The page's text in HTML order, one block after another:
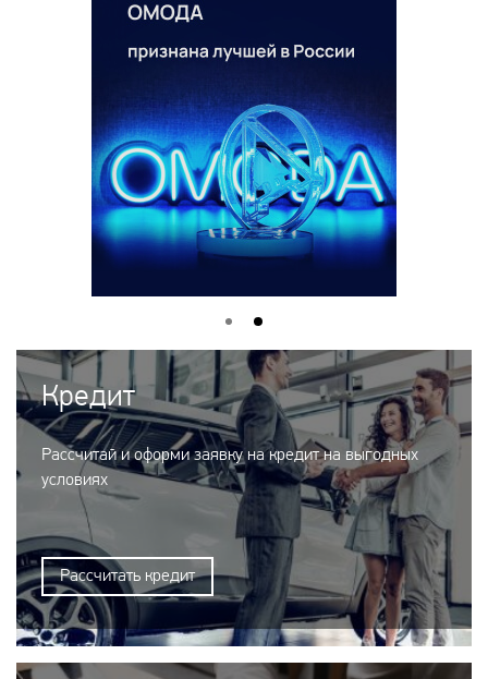
Кредит
Рассчитай и оформи заявку на кредит на выгодных
условиях
Рассчитать кредит